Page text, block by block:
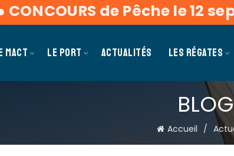
de Pêche le 12
MACT LE PORT ACTUALITÉS LES RÉGATES
BLOG
Accueil